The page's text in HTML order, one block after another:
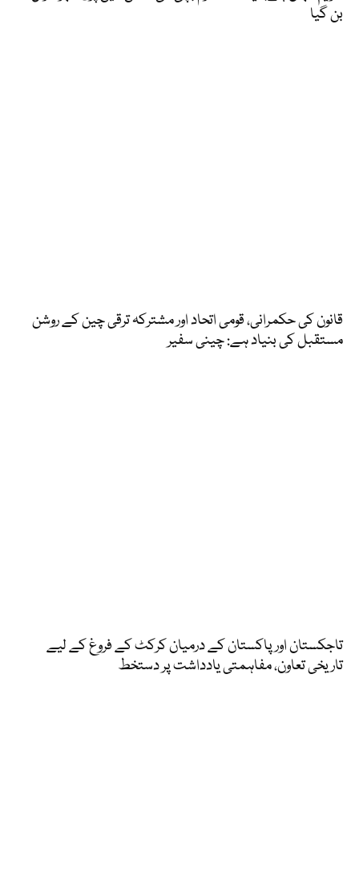
بن گیا
قانون کی حکمرانی، قومی اتحاد اور مشترکہ ترقی چین کے روشن
مستقبل کی بنیاد ہے: چینی سفیر
تاجکستان اور پاکستان کے درمیان کرکٹ کے فروغ کے لیے
تاریخی تعاون، مفاہمتی یادداشت پر دستخط